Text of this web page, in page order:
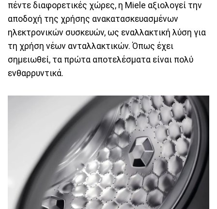
πέντε διαφορετικές χώρες, η Miele αξιολογεί την
αποδοχή της χρήσης ανακατασκευασμένων
ηλεκτρονικών συσκευών, ως εναλλακτική λύση για
τη χρήση νέων ανταλλακτικών. Όπως έχει
σημειωθεί, τα πρώτα αποτελέσματα είναι πολύ
ενθαρρυντικά.